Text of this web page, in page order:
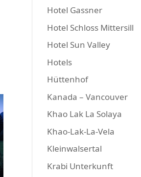
Hotel Gassner
Hotel Schloss Mittersill
Hotel Sun Valley
Hotels
Hüttenhof
Kanada – Vancouver
Khao Lak La Solaya
Khao-Lak-La-Vela
Kleinwalsertal
Krabi Unterkunft